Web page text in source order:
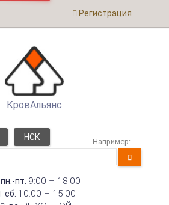
Регистрация
КровАльянс
НСК Например:
пн.-пт. 9:00 – 18:00
сб. 10:00 – 15:00